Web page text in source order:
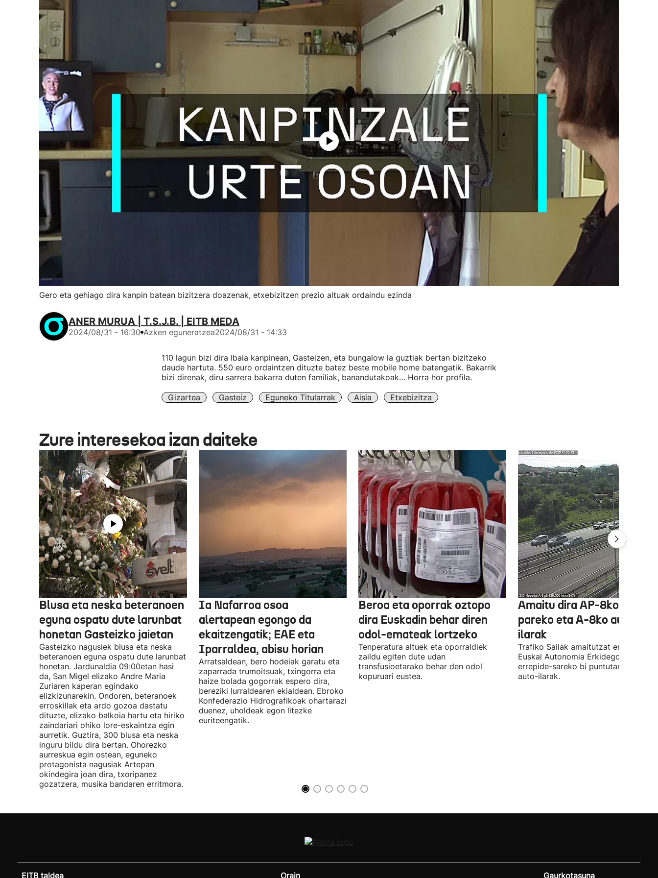
Gero eta gehiago dira kanpin batean bizitzera doazenak, etxebizitzen prezio altuak ordaindu ezinda
ANER MURUA | T.S.J.B. | EITB MEDA
2024/08/31 - 16:30 Azken eguneratzea2024/08/31 - 14:33
110 lagun bizi dira Ibaia kanpinean, Gasteizen, eta bungalow ia guztiak bertan bizitzeko
daude hartuta. 550 euro ordaintzen dituzte batez beste mobile home batengatik. Bakarrik
bizi direnak, diru sarrera bakarra duten familiak, banandutakoak… Horra hor profila.
Gizartea Gasteiz Eguneko Titularrak Aisia Etxebizitza
Zure interesekoa izan daiteke
Blusa eta neska beteranoen
eguna ospatu dute larunbat
honetan Gasteizko jaietan
Gasteizko nagusiek blusa eta neska
beteranoen eguna ospatu dute larunbat
honetan. Jardunaldia 09:00etan hasi
da, San Migel elizako Andre Maria
Zuriaren kaperan egindako
elizkizunarekin. Ondoren, beteranoek
erroskillak eta ardo gozoa dastatu
dituzte, elizako balkoia hartu eta hiriko
zaindariari ohiko lore-eskaintza egin
aurretik. Guztira, 300 blusa eta neska
inguru bildu dira bertan. Ohorezko
aurreskua egin ostean, eguneko
protagonista nagusiak Artepan
okindegira joan dira, txoripanez
gozatzera, musika bandaren erritmora.
Ia Nafarroa osoa
alertapean egongo da
ekaitzengatik; EAE eta
Iparraldea, abisu horian
Arratsaldean, bero hodeiak garatu eta
zaparrada trumoitsuak, txingorra eta
haize bolada gogorrak espero dira,
bereziki lurraldearen ekialdean. Ebroko
Konfederazio Hidrografikoak ohartarazi
duenez, uholdeak egon litezke
euriteengatik.
Beroa eta oporrak oztopo
dira Euskadin behar diren
odol-emateak lortzeko
Tenperatura altuek eta oporraldiek
zaildu egiten dute udan
transfusioetarako behar den odol
kopuruari eustea.
Amaitu dira AP-8ko Irun
pareko eta A-8ko auto-
ilarak
Trafiko Sailak amaitutzat eman ditu
Euskal Autonomia Erkidegoko
errepide-sareko bi puntutan
auto-ilarak.
EITB taldea Orain Gaurkotasuna